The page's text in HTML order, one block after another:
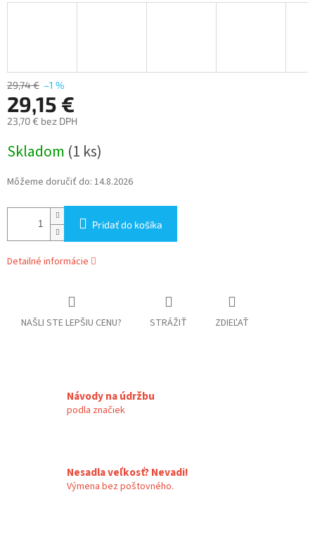
29,74 € –1 %
29,15 €
23,70 € bez DPH
cena:
Skladom (1 ks)
Môžeme doručiť do: 14.8.2026
Pridať do košíka
Detailné informácie
NAŠLI STE LEPŠIU CENU? STRÁŽIŤ ZDIEĽAŤ
Návody na údržbu
podla značiek
Nesadla veľkosť? Nevadi!
Výmena bez poštovného.